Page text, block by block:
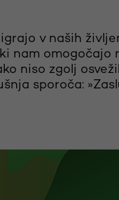
v naših
nam omogočajo
niso zgolj
sporoča: